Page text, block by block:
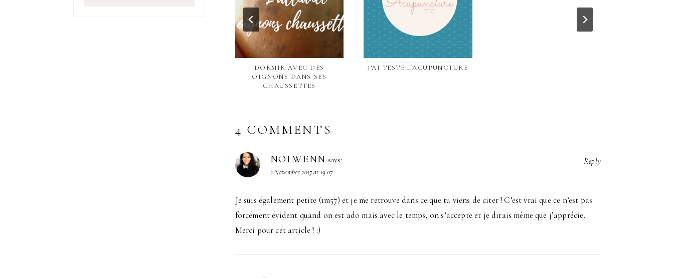
DORMIR AVEC DES
OIGNONS DANS SES
CHAUSSETTES
J’AI TESTÉ L’ACUPUNCTURE
4 COMMENTS
NOLWENN says:
2 November 2017 at 19:07
Je suis également petite (1m57) et je me retrouve dans ce que tu viens de citer ! C’est vrai que ce n’est pas
forcément évident quand on est ado mais avec le temps, on s’accepte et je dirais même que j’apprécie.
Merci pour cet article ! :)
Reply